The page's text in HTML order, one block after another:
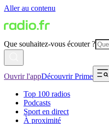
Aller au contenu
Que souhaitez-vous écouter ?
Ouvrir l'appDécouvrir Prime
Top 100 radios
Podcasts
Sport en direct
À proximité